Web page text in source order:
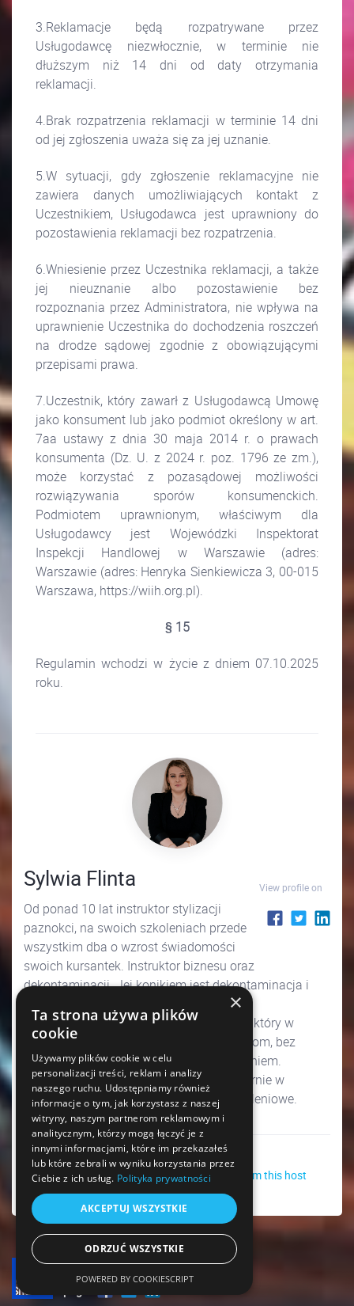
3.Reklamacje będą rozpatrywane przez
Usługodawcę niezwłocznie, w terminie nie
dłuższym niż 14 dni od daty otrzymania
reklamacji.
4.Brak rozpatrzenia reklamacji w terminie 14 dni
od jej zgłoszenia uważa się za jej uznanie.
5.W sytuacji, gdy zgłoszenie reklamacyjne nie
zawiera danych umożliwiających kontakt z
Uczestnikiem, Usługodawca jest uprawniony do
pozostawienia reklamacji bez rozpatrzenia.
6.Wniesienie przez Uczestnika reklamacji, a także
jej nieuznanie albo pozostawienie bez
rozpoznania przez Administratora, nie wpływa na
uprawnienie Uczestnika do dochodzenia roszczeń
na drodze sądowej zgodnie z obowiązującymi
przepisami prawa.
7.Uczestnik, który zawarł z Usługodawcą Umowę
jako konsument lub jako podmiot określony w art.
7aa ustawy z dnia 30 maja 2014 r. o prawach
konsumenta (Dz. U. z 2024 r. poz. 1796 ze zm.),
może korzystać z pozasądowej możliwości
rozwiązywania sporów konsumenckich.
Podmiotem uprawnionym, właściwym dla
Usługodawcy jest Wojewódzki Inspektorat
Inspekcji Handlowej w Warszawie (adres:
Warszawie (adres: Henryka Sienkiewicza 3, 00-015
Warszawa, https://wiih.org.pl).
§ 15
Regulamin wchodzi w życie z dniem 07.10.2025
roku.
View profile on
Sylwia Flinta
Od ponad 10 lat instruktor stylizacji
paznokci, na swoich szkoleniach przede
wszystkim dba o wzrost świadomości
swoich kursantek. Instruktor biznesu oraz
dekontaminacji. Jej konikiem jest dekontaminacja i
Dekontaminacja to szeroko pojęty temat, który w
prosty sposób pragnie przybliżyć kursantom, bez
straszenia, bez mandatów a ze zrozumieniem.
Na co dzień prowadzi szkolenia stacjonarnie w
Rzeszowie, gdzie prowadzi centrum szkoleniowe.
See other events from this host
Share this page!
×
Ta strona używa plików
cookie
Używamy plików cookie w celu
personalizacji treści, reklam i analizy
naszego ruchu. Udostępniamy również
informacje o tym, jak korzystasz z naszej
witryny, naszym partnerom reklamowym i
analitycznym, którzy mogą łączyć je z
innymi informacjami, które im przekazałeś
lub które zebrali w wyniku korzystania przez
Ciebie z ich usług. Polityka prywatności
AKCEPTUJ WSZYSTKIE
ODRZUĆ WSZYSTKIE
POWERED BY COOKIESCRIPT